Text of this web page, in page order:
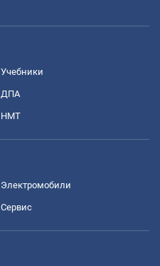
Учебники
ДПА
НМТ
Электромобили
Сервис